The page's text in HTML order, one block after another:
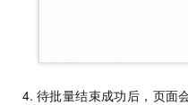
待批量结束成功后，页面